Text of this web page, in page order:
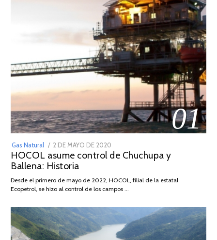
01
Gas Natural
POSTED
ON
2 DE MAYO DE 2020
DE
2026
HOCOL asume control de Chuchupa y
Ballena: Historia
Desde el primero de mayo de 2022, HOCOL, filial de la estatal
Ecopetrol, se hizo al control de los campos …